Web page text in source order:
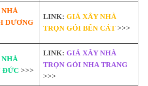
DƯƠNG
LINK: GIÁ XÂY NHÀ
TRỌN GÓI BẾN CÁT>>>
ĐỨC >>>
LINK: GIÁ XÂY NHÀ
TRỌN GÓI NHA TRANG
>>>